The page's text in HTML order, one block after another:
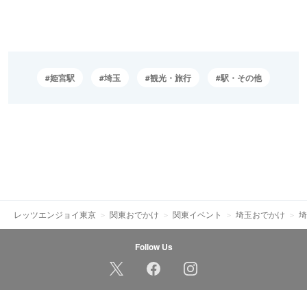
姫宮駅 埼玉 観光・旅行 駅・その他
レッツエンジョイ東京 関東おでかけ 関東イベント 埼玉おでかけ
Follow Us